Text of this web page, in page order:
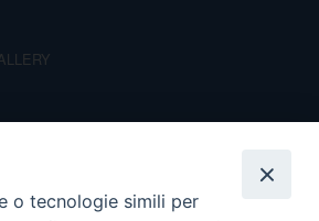
MONS. ORAZIO FRANCESCO
o tecnologie simili per